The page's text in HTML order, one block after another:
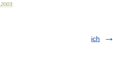
2003
ich